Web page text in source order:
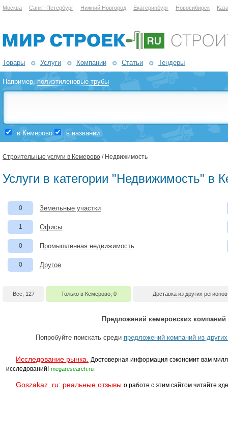
Москва Санкт-Петербург Нижний Новгород Екатеринбург Новосибирск
Товары Услуги Компании Статьи Тендеры
Например,полиэтиленовые трубы
в Кемерово в названии
Строительные услуги в Кемерово / Недвижимость
Услуги в категории "Недвижимость" в
0 Земельные участки
1 Офисы
0 Промышленная недвижимость
0 Другое
Все, 127 Только в Кемерово, 0 Доставка из других
Предложений кемеровских компаний
Попробуйте поискать среди предложений компаний из
Исследование рынка.
Достоверная информация сэкономит вам
исследований! megaresearch.ru
Goszakaz. ru: реальные отзывы о работе с этим сайтом читайте